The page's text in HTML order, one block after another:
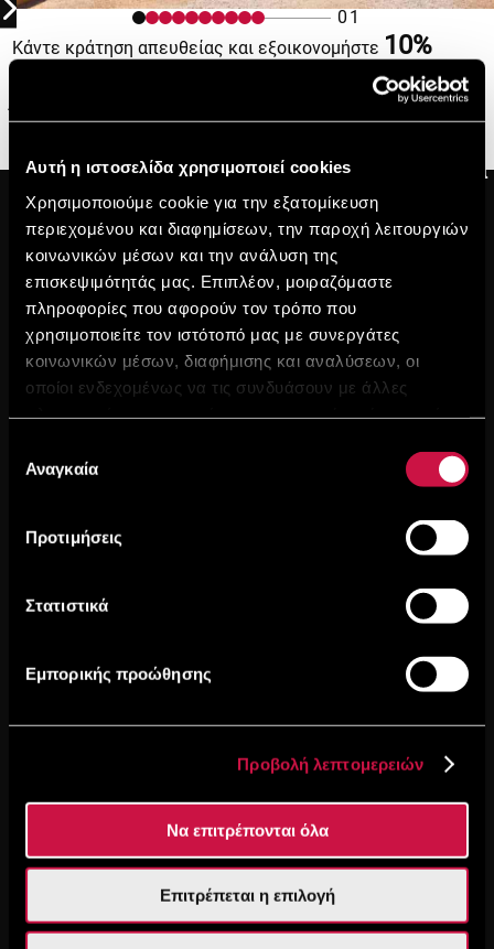
Αυτή η ιστοσελίδα χρησιμοποιεί cookies
Χρησιμοποιούμε cookie για την εξατομίκευση
περιεχομένου και διαφημίσεων, την παροχή λειτουργιών
κοινωνικών μέσων και την ανάλυση της
επισκεψιμότητάς μας. Επιπλέον, μοιραζόμαστε
πληροφορίες που αφορούν τον τρόπο που
χρησιμοποιείτε τον ιστότοπό μας με συνεργάτες
κοινωνικών μέσων, διαφήμισης και αναλύσεων, οι
οποίοι ενδεχομένως να τις συνδυάσουν με άλλες
των υπηρεσιών τους.
συγκατάθεσης
Αναγκαία
Προτιμήσεις
Στατιστικά
Εμπορικής προώθησης
Προβολή λεπτομερειών
Να επιτρέπονται όλα
Επιτρέπεται η επιλογή
01
Κάντε κράτηση απευθείας και εξοικονομήστε 10%
Εγγραφείτε σήμερα, είναι εύκολο και δωρεάν
Αρχίστε να κερδίζετε έκπτωση με κάθε κράτηση που
ΕΓΓΡΑΦΕΊΤΕ ΤΏΡΑ ΔΩΡΕΆΝ!